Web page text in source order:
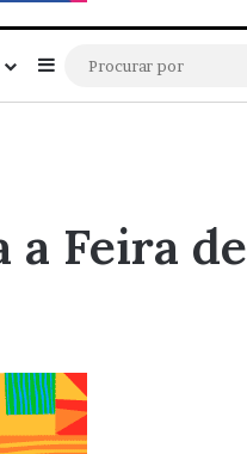
Barra Lateral
Feira de